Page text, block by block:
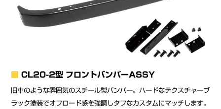
CL20-2型 フロントバンパーASSY
旧車のような雰囲気のスチール製バンパー。ハードなテクスチャーブ
ラック塗装でオフロード感を強調しタフなカスタムにマッチします。